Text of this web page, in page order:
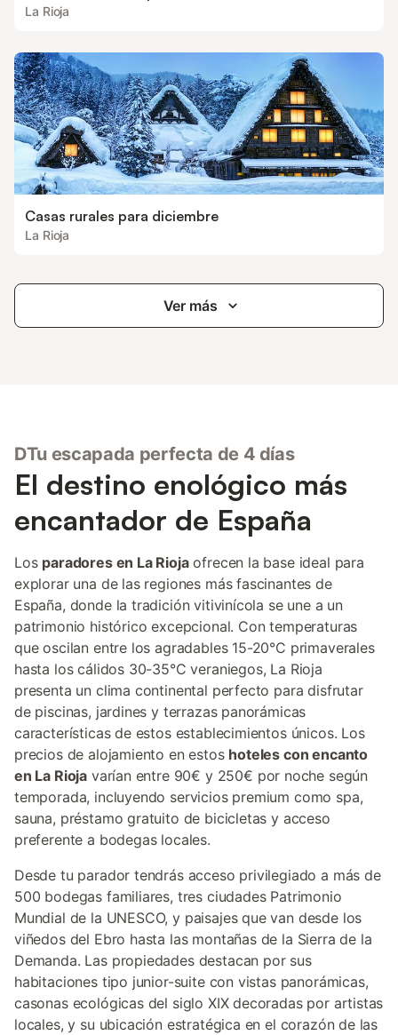
La Rioja
Casas rurales para diciembre
La Rioja
Ver más
DTu escapada perfecta de 4 días
El destino enológico más
encantador de España
Los paradores en La Riojaofrecen la base ideal para
explorar una de las regiones más fascinantes de
España, donde la tradición vitivinícola se une a un
patrimonio histórico excepcional. Con temperaturas
que oscilan entre los agradables 15-20°C primaverales
hasta los cálidos 30-35°C veraniegos, La Rioja
presenta un clima continental perfecto para disfrutar
de piscinas, jardines y terrazas panorámicas
características de estos establecimientos únicos. Los
precios de alojamiento en estos hoteles con encanto
en La Rioja varían entre 90€ y 250€ por noche según
temporada, incluyendo servicios premium como spa,
sauna, préstamo gratuito de bicicletas y acceso
preferente a bodegas locales.
Desde tu parador tendrás acceso privilegiado a más de
500 bodegas familiares, tres ciudades Patrimonio
Mundial de la UNESCO, y paisajes que van desde los
viñedos del Ebro hasta las montañas de la Sierra de la
Demanda. Las propiedades destacan por sus
habitaciones tipo junior-suite con vistas panorámicas,
casonas ecológicas del siglo XIX decoradas por artistas
locales, y su ubicación estratégica en el corazón de las